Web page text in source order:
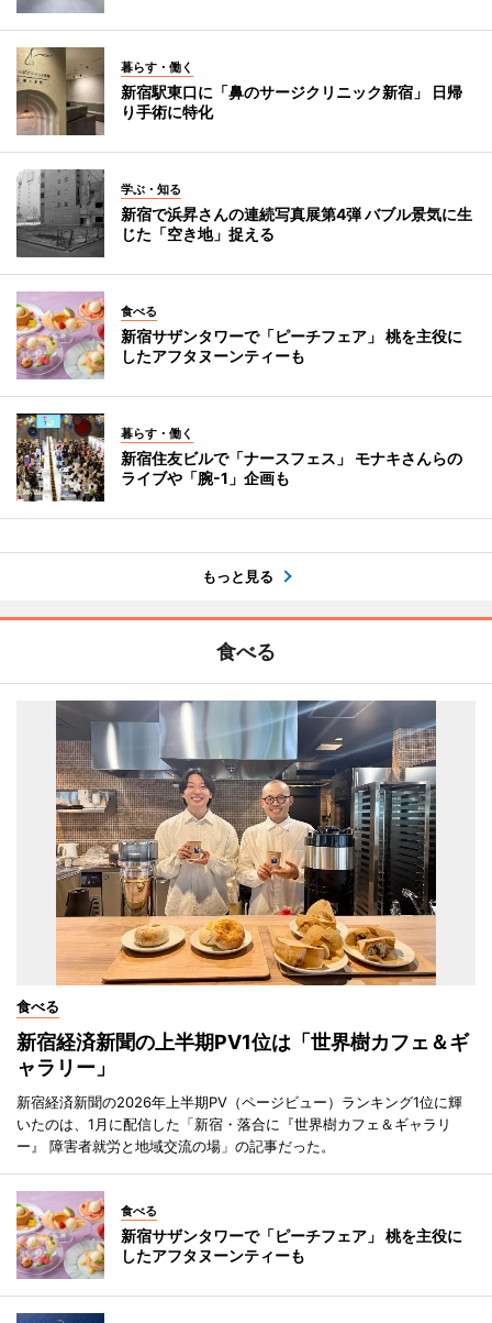
暮らす・働く
新宿駅東口に「鼻のサージクリニック新宿」 日帰
り手術に特化
学ぶ・知る
新宿で浜昇さんの連続写真展第4弾 バブル景気に生
じた「空き地」捉える
食べる
新宿サザンタワーで「ピーチフェア」 桃を主役に
したアフタヌーンティーも
暮らす・働く
新宿住友ビルで「ナースフェス」 モナキさんらの
ライブや「腕-1」企画も
もっと見る
食べる
食べる
新宿経済新聞の上半期PV1位は「世界樹カフェ＆ギ
ャラリー」
新宿経済新聞の2026年上半期PV（ページビュー）ランキング1位に輝
いたのは、1月に配信した「新宿・落合に『世界樹カフェ＆ギャラリ
ー』 障害者就労と地域交流の場」の記事だった。
食べる
新宿サザンタワーで「ピーチフェア」 桃を主役に
したアフタヌーンティーも